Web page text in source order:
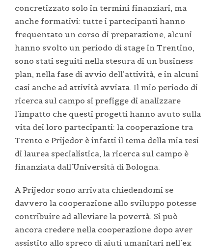
concretizzato solo in termini finanziari, ma
anche formativi: tutte i partecipanti hanno
frequentato un corso di preparazione, alcuni
hanno svolto un periodo di stage in Trentino,
sono stati seguiti nella stesura di un business
plan, nella fase di avvio dell’attività, e in alcuni
casi anche ad attività avviata. Il mio periodo di
ricerca sul campo si prefigge di analizzare
l’impatto che questi progetti hanno avuto sulla
vita dei loro partecipanti: la cooperazione tra
Trento e Prijedor è infatti il tema della mia tesi
di laurea specialistica, la ricerca sul campo è
finanziata dall’Università di Bologna.
A Prijedor sono arrivata chiedendomi se
davvero la cooperazione allo sviluppo potesse
contribuire ad alleviare la povertà. Si può
ancora credere nella cooperazione dopo aver
assistito allo spreco di aiuti umanitari nell’ex